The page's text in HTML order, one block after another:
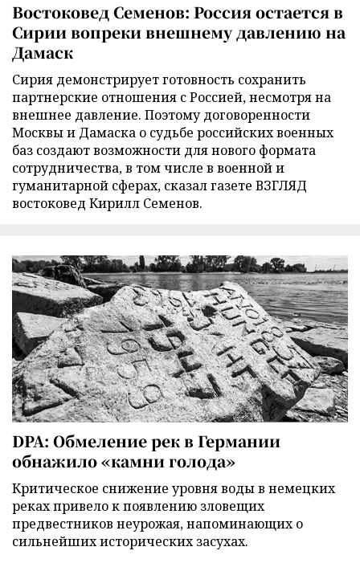
Востоковед Семенов: Россия остается в
Сирии вопреки внешнему давлению на
Дамаск
Сирия демонстрирует готовность сохранить
партнерские отношения с Россией, несмотря на
внешнее давление. Поэтому договоренности
Москвы и Дамаска о судьбе российских военных
баз создают возможности для нового формата
сотрудничества, в том числе в военной и
гуманитарной сферах, сказал газете ВЗГЛЯД
востоковед Кирилл Семенов.
DPA: Обмеление рек в Германии
обнажило «камни голода»
Критическое снижение уровня воды в немецких
реках привело к появлению зловещих
предвестников неурожая, напоминающих о
сильнейших исторических засухах.